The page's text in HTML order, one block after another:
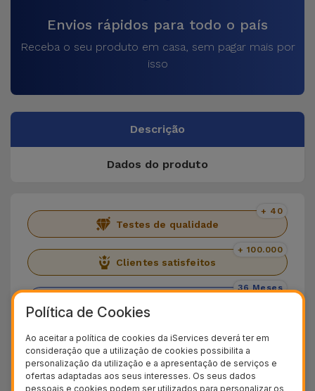
Envios rápidos para todo o país
Receba o seu produto em casa, sem pagar mais por
isso
Descrição
Dados do produto
Testes de qualidade
+ 40
Clientes satisfeitos
+ 100.000
36 Meses
Entrega Grátis
Conheça o iPhone 13 Mini
Política de Cookies
Ao aceitar a política de cookies da iServices deverá ter em
consideração que a utilização de cookies possibilita a
personalização da utilização e a apresentação de serviços e
ofertas adaptadas aos seus interesses. Os seus dados
pessoais e cookies podem ser utilizados para personalizar os